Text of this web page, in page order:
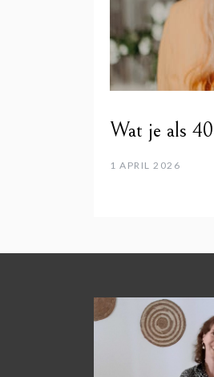
Wat je als
1 APRIL 2026